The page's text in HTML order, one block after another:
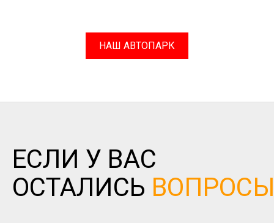
НАШ АВТОПАРК
ЕСЛИ У ВАС
ОСТАЛИСЬ